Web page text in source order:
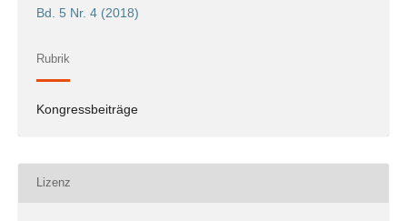
Bd. 5 Nr. 4 (2018)
Rubrik
Kongressbeiträge
Lizenz